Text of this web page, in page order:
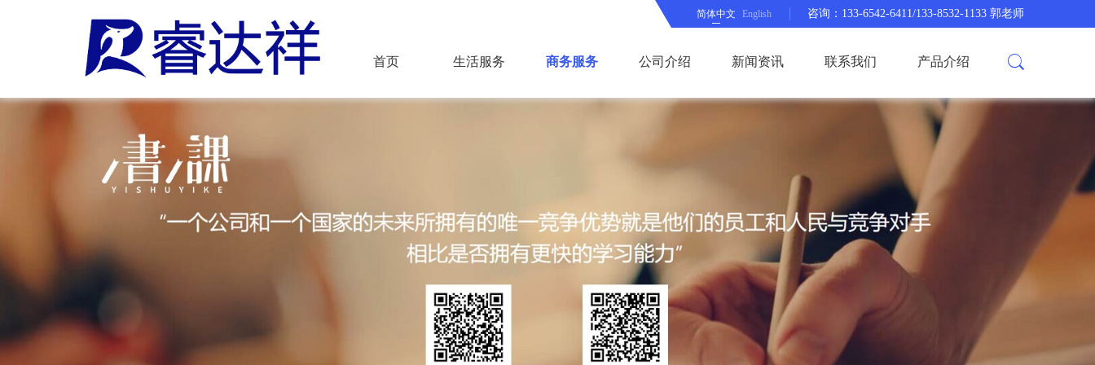
简体中文 English 咨询：133-6542-6411/133-8532-1133 郭老师
首页 生活服务 商务服务 公司介绍 新闻资讯 联系我们 产品介绍